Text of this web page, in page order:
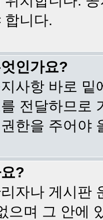
합니다.
인가요?
사항 바로
전달하므로
한을 주어야
?
자나 게시판
으며 그 안에